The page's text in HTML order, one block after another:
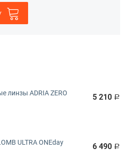
линзы ADRIA ZERO
5 210 Р
ULTRA ONEday
6 490 Р